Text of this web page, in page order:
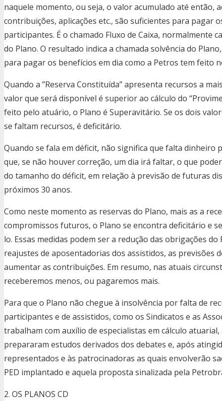
naquele momento, ou seja, o valor acumulado até então,
contribuições, aplicações etc., são suficientes para pagar
participantes. É o chamado Fluxo de Caixa, normalmente
do Plano. O resultado indica a chamada solvência do
para pagar os benefícios em dia como a Petros tem feito
Quando a ”Reserva Constituída” apresenta recursos a
valor que será disponível é superior ao cálculo do
feito pelo atuário, o Plano é Superavitário. Se os dois
se faltam recursos, é deficitário.
Quando se fala em déficit, não significa que falta dinheiro
que, se não houver correção, um dia irá faltar, o que
do tamanho do déficit, em relação à previsão de futuras
próximos 30 anos.
Como neste momento as reservas do Plano, mais as a
compromissos futuros, o Plano se encontra deficitário e
lo. Essas medidas podem ser a redução das obrigações
reajustes de aposentadorias dos assistidos, as previsões
aumentar as contribuições. Em resumo, nas atuais
receberemos menos, ou pagaremos mais.
Para que o Plano não chegue à insolvência por falta de
participantes e de assistidos, como os Sindicatos e as
trabalham com auxílio de especialistas em cálculo
prepararam estudos derivados dos debates e, após
representados e às patrocinadoras as quais envolverão
PED implantado e aquela proposta sinalizada pela
2. OS PLANOS CD